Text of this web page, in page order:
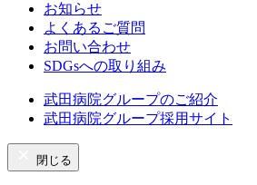
お知らせ
よくあるご質問
お問い合わせ
SDGsへの取り組み
武田病院グループのご紹介
武田病院グループ採用サイト
閉じる